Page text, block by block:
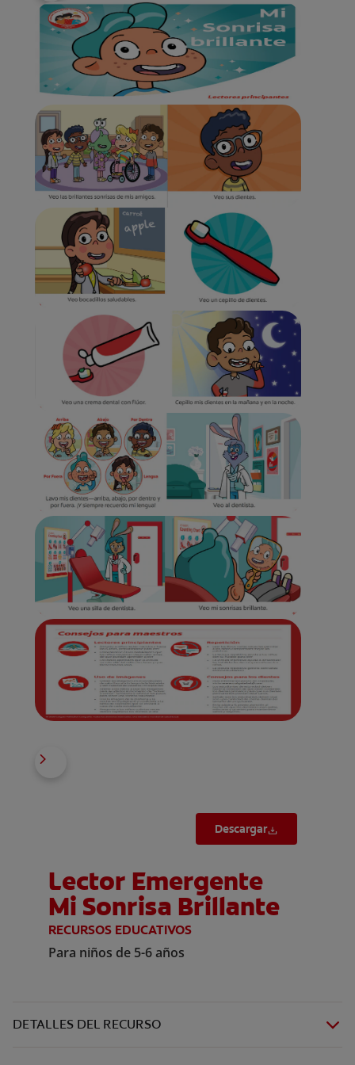
CHEQUEO DE SALUD BUCAL
SELECCIÓN DE PRODUCTOS
PARA PROFESIONALES
DÓNDE COMPRAR
SUSCRÍBETE
Descargar
Lector Emergente
Mi Sonrisa Brillante
RECURSOS EDUCATIVOS
Para niños de 5-6 años
DETALLES DEL RECURSO